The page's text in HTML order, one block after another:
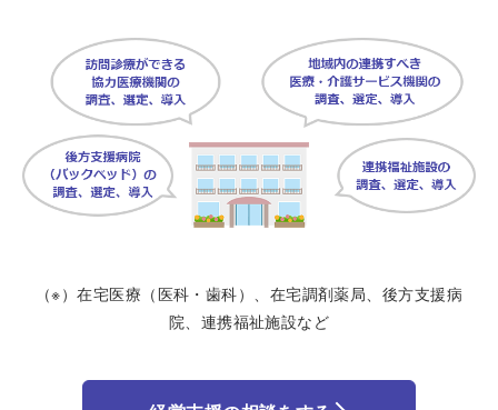
（※）在宅医療（医科・歯科）、在宅調剤薬局、後方支援病
院、連携福祉施設など